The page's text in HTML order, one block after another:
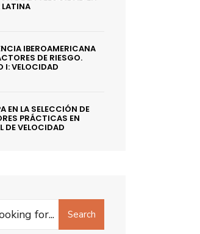
IBEROAMERICANA
DE RIESGO.
I: VELOCIDAD
EN LA SELECCIÓN DE
PRÁCTICAS EN
DE VELOCIDAD
Search